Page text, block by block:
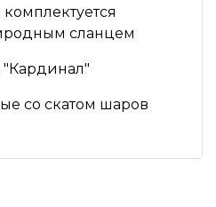
комплектуется
сланцем
"Кардинал"
со скатом шаров